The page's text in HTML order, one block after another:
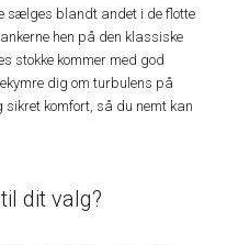
sælges blandt andet i de flotte
hen på den klassiske
stokke kommer med god
dig om turbulens på
komfort, så du nemt kan
dit valg?